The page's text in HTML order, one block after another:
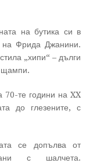
на бутика си в
на Фрида Джанини.
„хипи“ – дълги
щампи.
70-те години на XX
до глезените, с
се допълва от
с шалчета.